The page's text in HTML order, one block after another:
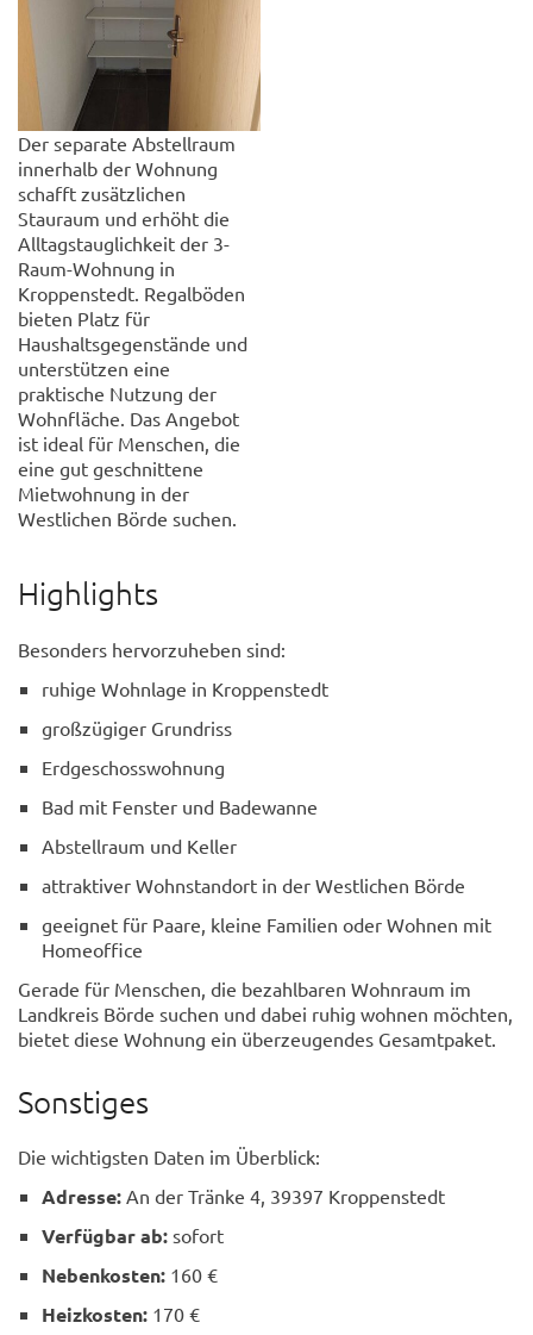
Der separate Abstellraum
innerhalb der Wohnung
schafft zusätzlichen
Stauraum und erhöht die
Alltagstauglichkeit der 3-
Raum-Wohnung in
Kroppenstedt. Regalböden
bieten Platz für
Haushaltsgegenstände und
unterstützen eine
praktische Nutzung der
Wohnfläche. Das Angebot
ist ideal für Menschen, die
eine gut geschnittene
Mietwohnung in der
Westlichen Börde suchen.
Highlights
Besonders hervorzuheben sind:
ruhige Wohnlage in Kroppenstedt
großzügiger Grundriss
Erdgeschosswohnung
Bad mit Fenster und Badewanne
Abstellraum und Keller
attraktiver Wohnstandort in der Westlichen Börde
geeignet für Paare, kleine Familien oder Wohnen mit
Homeoffice
Gerade für Menschen, die bezahlbaren Wohnraum im
Landkreis Börde suchen und dabei ruhig wohnen möchten,
bietet diese Wohnung ein überzeugendes Gesamtpaket.
Sonstiges
Die wichtigsten Daten im Überblick:
Adresse: An der Tränke 4, 39397 Kroppenstedt
Verfügbar ab: sofort
Nebenkosten: 160 €
Heizkosten: 170 €